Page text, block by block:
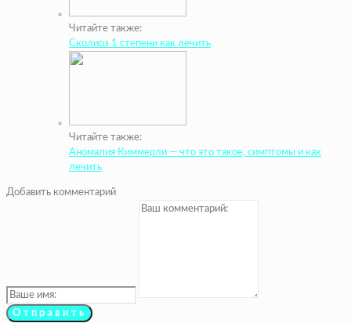
Читайте также:
Сколиоз 1 степени как лечить
Читайте также:
Аномалия Киммерли — что это такое, симптомы и как
лечить
Добавить комментарий